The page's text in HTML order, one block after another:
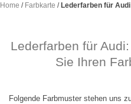
Home / Farbkarte /Lederfarben für Audi
Lederfarben für
Sie Ihren
Folgende Farbmuster stehen uns